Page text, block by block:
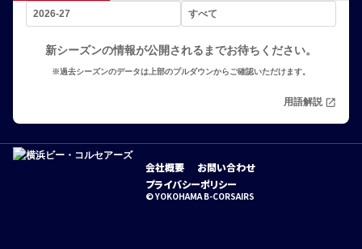
新シーズンの情報が公開されるまでお待ちください。
※過去シーズンのデータは上部のプルダウンからご確認いただけます。
用語解説 open_in_new
会社概要
お問い合わせ
プライバシーポリシー
© YOKOHAMA B-CORSAIRS